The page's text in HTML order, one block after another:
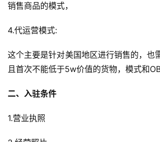
销售商品的模式，
4.代运营模式:
这个主要是针对美国地区进行销售的，也
且首次不能低于5w价值的货物，模式和
二、入驻条件
1.营业执照